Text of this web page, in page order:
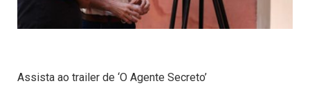
Assista ao trailer de ‘O Agente Secreto’